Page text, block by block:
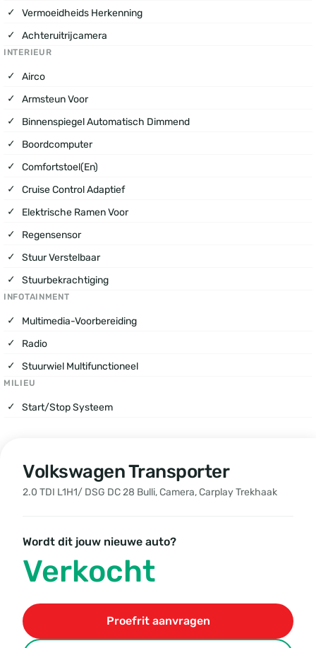
Vermoeidheids Herkenning
Achteruitrijcamera
INTERIEUR
Airco
Armsteun Voor
Binnenspiegel Automatisch Dimmend
Boordcomputer
Comfortstoel(en)
Cruise Control Adaptief
Elektrische Ramen Voor
Regensensor
Stuur Verstelbaar
Stuurbekrachtiging
INFOTAINMENT
Multimedia-Voorbereiding
Radio
Stuurwiel Multifunctioneel
MILIEU
Start/stop Systeem
Volkswagen Transporter
2.0 TDI L1H1/ DSG DC 28 Bulli, Camera, Carplay Trekhaak
Wordt dit jouw nieuwe auto?
Verkocht
Proefrit aanvragen